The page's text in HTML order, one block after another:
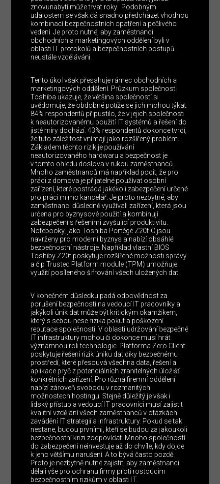
znovunabytí může trvat roky. Podobným
událostem se však dá snadno předcházet vhodnou
kombinací bezpečnostních opatření a pečlivého
vedení. Je proto nutné, aby zaměstnanci
obchodních a marketingových oddělení byli v
oblasti IT protokolů a bezpečnostních postupů
neustále vzděláváni.
Tento úkol však přesahuje rámec obchodních a
marketingových oddělení. Průzkum společnosti
Toshiba ukazuje, že většina společností si
uvědomuje, že obdobné potíže se jich mohou týkat.
84% respondentů připustilo, že v jejich společnosti
k neautorizovanému použití IT systémů a řešení do
jisté míry dochází. 43% respondentů dokonce tvrdí,
že tuto záležitost vnímají jako rozšířený problém.
Základem těchto rizik je používání
neautorizovaného hardwaru a bezpečnost je
v tomto ohledu doslova v rukou zaměstnanců.
Mnoho zaměstnanců má například pocit, že pro
práci z domova je přijatelné používat osobní
zařízení, které postrádá jakékoli zabezpečení určené
pro práci mimo kancelář. Je proto nezbytné, aby
zaměstnanci důsledně využívali zařízení, která jsou
určena pro byznysové použití a kombinují
zabezpečení s řešeními zvyšující produktivitu.
Notebooky, jako Toshiba Portégé Z20t-C jsou
navrženy pro moderní byznys a nabízí obsáhlé
bezpečnostní nástroje. Například vlastní BIOS
Toshiby Z20t poskytuje rozšířené možnosti správy
a čip Trusted Platform module (TPM) umožňuje
využití posíleného šifrování všech uložených dat.
V konečném důsledku padá odpovědnost za
porušení bezpečnosti na vedoucí IT pracovníky a
jakýkoli únik dat může být kritickým okamžikem,
který s sebou nese rizika pokut a poškození
reputace společnosti. V oblasti udržování bezpečné
IT infrastruktury mohou či dokonce musí hrát
významnou roli technologie. Platforma Zero Client
poskytuje řešení rizik úniku dat díky bezpečnému
prostředí, které přesouvá všechna data, řešení a
aplikace pryč z potenciálních zranitelných úložišť
konkrétních zařízení. Pro různá firemní oddělení
nabízí zároveň svobodu v rozmanitých
možnostech hostingu. Stejně důležitý je však i
lidský přístup a vedoucí IT pracovníci musí zajistit
kvalitní vzdělání všech zaměstnanců v otázkách
zavádění IT strategií a infrastruktury. Pokud se tak
nestane, budou prvními, kteří se budou za jakoukoli
bezpečnostní krizi zodpovídat. Mnoho společností
do zabezpečení neinvestuje až do chvíle, kdy dojde
k jeho většímu narušení. A to bývá často pozdě.
Proto je nezbytně nutné zajistit, aby zaměstnanci
dělali vše pro ochranu firmy proti rostoucím
bezpečnostním rizikům v oblasti IT.